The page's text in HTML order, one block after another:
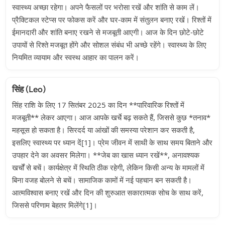
स्वास्थ्य अच्छा रहेगा। अपने फैसलों पर भरोसा रखें और शांति से काम लें।
प्रैक्टिकल स्टेप्स पर फोकस करें और घर-काम में संतुलन बनाए रखें। रिश्तों में
ईमानदारी और शांति बनाए रखने से मजबूती आएगी। आज के दिन छोटे-छोटे
उपायों से रिश्ते मजबूत होंगे और सोशल संबंध भी अच्छे रहेंगे। स्वास्थ्य के लिए
नियमित व्यायाम और स्वस्थ आहार का पालन करें।
सिंह (Leo)
सिंह राशि के लिए 17 सितंबर 2025 का दिन **पारिवारिक रिश्तों में
मजबूती** लेकर आएगा। आज आपके खर्चे बढ़ सकते हैं, जिससे कुछ *तनाव*
महसूस हो सकता है। सिरदर्द या आंखों की समस्या परेशान कर सकती है,
इसलिए स्वास्थ्य पर ध्यान दें[1]। प्रेम जीवन में साथी के साथ समय बिताने और
उपहार देने का अवसर मिलेगा। **जेब का खास ध्यान रखें**, अनावश्यक
खर्चों से बचें। कार्यक्षेत्र में स्थिति ठीक रहेगी, लेकिन किसी अन्य के मामलों में
बिना वजह बोलने से बचें। सामाजिक कामों में नई पहचान बन सकती है।
आत्मविश्वास बनाए रखें और दिन की शुरुआत सकारात्मक सोच के साथ करें,
जिससे परिणाम बेहतर मिलेंगे[1]।